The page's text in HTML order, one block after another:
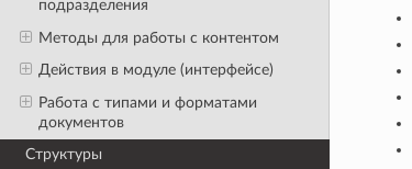
подразделения
Методы для работы с контентом
Действия в модуле (интерфейсе)
Работа с типами и форматами
документов
Структуры